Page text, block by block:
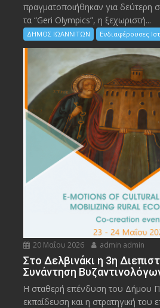
πραγματοποιήθηκαν για δεύτερη
τα “Geri Olympics”, η ξεχωριστή...
ΔΗΜΟΣ ΙΩΑΝΝΙΤΩΝ Ενδιαφέρουσες
20 Μαΐου 2026 admin admin
Στο Δελβινάκι η 3η
Συνάντηση
Η σταθερή επένδυση του Δήμου
εκπαίδευση και η στρατηγική του